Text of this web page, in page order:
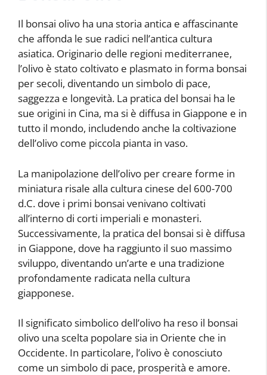
Il bonsai olivo ha una storia antica e affascinante
che affonda le sue radici nell’antica cultura
asiatica. Originario delle regioni mediterranee,
l’olivo è stato coltivato e plasmato in forma bonsai
per secoli, diventando un simbolo di pace,
saggezza e longevità. La pratica del bonsai ha le
sue origini in Cina, ma si è diffusa in Giappone e in
tutto il mondo, includendo anche la coltivazione
dell’olivo come piccola pianta in vaso.
La manipolazione dell’olivo per creare forme in
miniatura risale alla cultura cinese del 600-700
d.C. dove i primi bonsai venivano coltivati
all’interno di corti imperiali e monasteri.
Successivamente, la pratica del bonsai si è diffusa
in Giappone, dove ha raggiunto il suo massimo
sviluppo, diventando un’arte e una tradizione
profondamente radicata nella cultura
giapponese.
Il significato simbolico dell’olivo ha reso il bonsai
olivo una scelta popolare sia in Oriente che in
Occidente. In particolare, l’olivo è conosciuto
come un simbolo di pace, prosperità e amore.